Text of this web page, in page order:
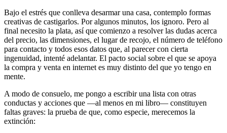
Bajo el estrés que conlleva desarmar una casa, contemplo formas
creativas de castigarlos. Por algunos minutos, los ignoro. Pero al
final necesito la plata, así que comienzo a resolver las dudas acerca
del precio, las dimensiones, el lugar de recojo, el número de teléfono
para contacto y todos esos datos que, al parecer con cierta
ingenuidad, intenté adelantar. El pacto social sobre el que se apoya
la compra y venta en internet es muy distinto del que yo tengo en
mente.
A modo de consuelo, me pongo a escribir una lista con otras
conductas y acciones que —al menos en mi libro— constituyen
faltas graves: la prueba de que, como especie, merecemos la
extinción: